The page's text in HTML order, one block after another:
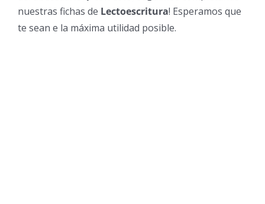
nuestras fichas de Lectoescritura! Esperamos que
te sean e la máxima utilidad posible.